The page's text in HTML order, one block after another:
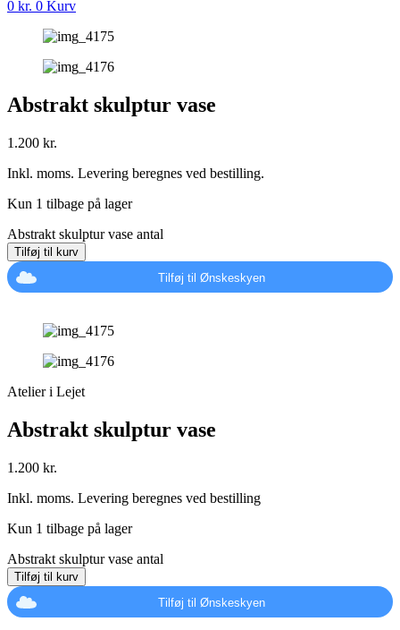
0 kr. 0 Kurv
Abstrakt skulptur vase
1.200 kr.
Inkl. moms. Levering beregnes ved bestilling.
Kun 1 tilbage på lager
Abstrakt skulptur vase antal
Tilføj til kurv
Tilføj til Ønskeskyen
Atelier i Lejet
Abstrakt skulptur vase
1.200 kr.
Inkl. moms. Levering beregnes ved bestilling
Kun 1 tilbage på lager
Abstrakt skulptur vase antal
Tilføj til kurv
Tilføj til Ønskeskyen